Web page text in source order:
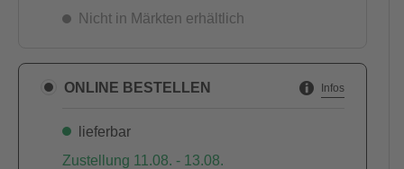
Nicht in Märkten erhältlich
ONLINE BESTELLEN Infos
lieferbar
Zustellung 11.08. - 13.08.